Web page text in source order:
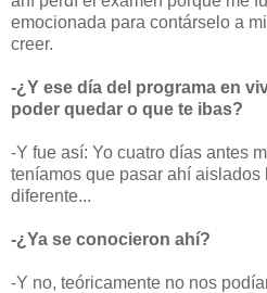
emocionada para contárselo a
creer.
-¿Y ese día del programa en
poder quedar o que te ibas?
-Y fue así: Yo cuatro días antes
teníamos que pasar ahí
diferente...
-¿Ya se conocieron ahí?
-Y no, teóricamente no nos